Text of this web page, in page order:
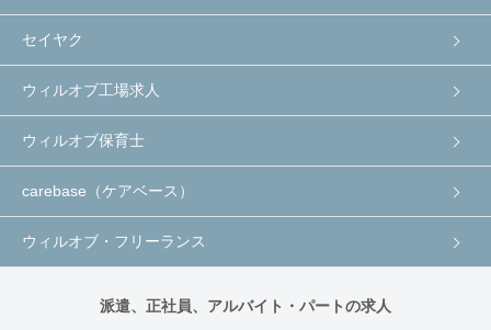
セイヤク
ウィルオブ工場求人
ウィルオブ保育士
carebase（ケアベース）
ウィルオブ・フリーランス
派遣、正社員、アルバイト・パートの求人